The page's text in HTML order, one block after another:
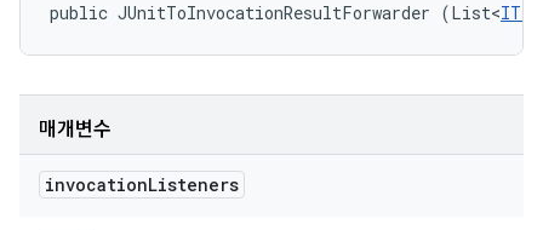
public JUnitToInvocationResultForwarder (List<
매개변수
invocationListeners